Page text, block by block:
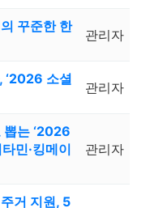
꾸준한 한
관리자
‘2026 소셜
관리자
는 ‘2026
민·킹메이
관리자
거 지원, 5